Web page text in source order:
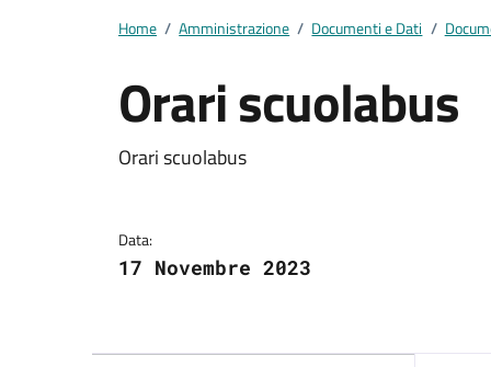
Home / Amministrazione / Documenti e Dati /
Orari scuolabus
Dettagli del
Orari scuolabus
Data:
17 Novembre 2023